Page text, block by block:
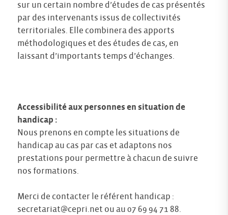
sur un certain nombre d’études de cas présentés
par des intervenants issus de collectivités
territoriales. Elle combinera des apports
méthodologiques et des études de cas, en
laissant d’importants temps d’échanges.
Accessibilité aux personnes en situation de
handicap :
Nous prenons en compte les situations de
handicap au cas par cas et adaptons nos
prestations pour permettre à chacun de suivre
nos formations.
Merci de contacter le référent handicap :
secretariat@cepri.net ou au 07 69 94 71 88.